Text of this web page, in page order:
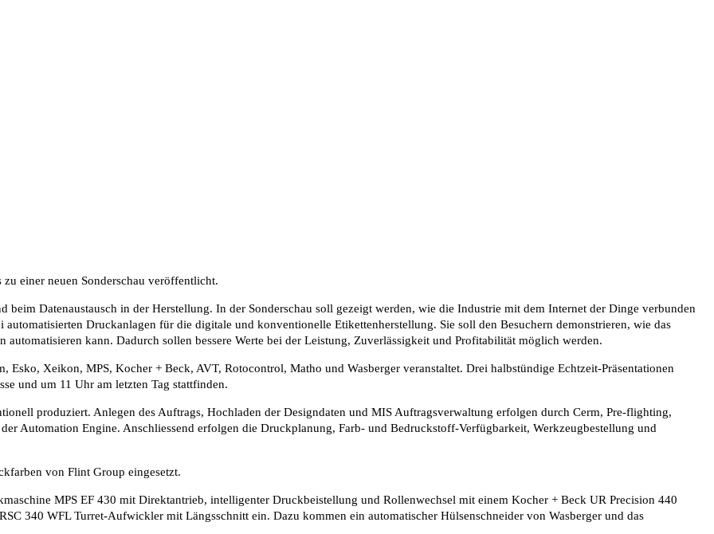
einer neuen Sonderschau veröffentlicht.
Datenaustausch in der Herstellung. In der Sonderschau soll gezeigt werden, wie die Industrie mit dem Internet der Dinge verbunden
Druckanlagen für die digitale und konventionelle Etikettenherstellung. Sie soll den Besuchern demonstrieren, wie das
kann. Dadurch sollen bessere Werte bei der Leistung, Zuverlässigkeit und Profitabilität möglich werden.
Xeikon, MPS, Kocher + Beck, AVT, Rotocontrol, Matho und Wasberger veranstaltet. Drei halbstündige Echtzeit-Präsentationen
und um 11 Uhr am letzten Tag stattfinden.
produziert. Anlegen des Auftrags, Hochladen der Designdaten und MIS Auftragsverwaltung erfolgen durch Cerm, Pre-flighting,
Automation Engine. Anschliessend erfolgen die Druckplanung, Farb- und Bedruckstoff-Verfügbarkeit, Werkzeugbestellung und
von Flint Group eingesetzt.
MPS EF 430 mit Direktantrieb, intelligenter Druckbeistellung und Rollenwechsel mit einem Kocher + Beck UR Precision 440
340 WFL Turret-Aufwickler mit Längsschnitt ein. Dazu kommen ein automatischer Hülsenschneider von Wasberger und das